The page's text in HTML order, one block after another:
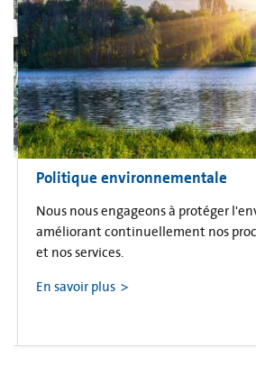
Sensibilisation à l'environnement
Succès environnemental
Informations DEE pour les clients et les
Politique environnementale
Nous nous engageons à protéger
améliorant continuellement nos
et nos services.
En savoir plus